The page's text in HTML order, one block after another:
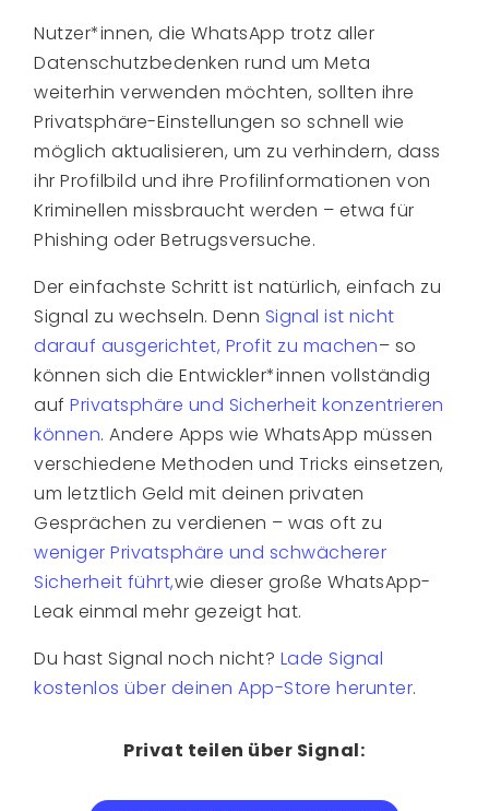
Nutzer*innen, die WhatsApp trotz aller
Datenschutzbedenken rund um Meta
weiterhin verwenden möchten, sollten ihre
Privatsphäre-Einstellungen so schnell wie
möglich aktualisieren, um zu verhindern, dass
ihr Profilbild und ihre Profilinformationen von
Kriminellen missbraucht werden – etwa für
Phishing oder Betrugsversuche.
Der einfachste Schritt ist natürlich, einfach zu
Signal zu wechseln. Denn Signal ist nicht
darauf ausgerichtet, Profit zu machen– so
können sich die Entwickler*innen vollständig
aufPrivatsphäre und Sicherheit konzentrieren
können. Andere Apps wie WhatsApp müssen
verschiedene Methoden und Tricks einsetzen,
um letztlich Geld mit deinen privaten
Gesprächen zu verdienen – was oft zu
weniger Privatsphäre und schwächerer
Sicherheit führt,wie dieser große WhatsApp-
Leak einmal mehr gezeigt hat.
Du hast Signal noch nicht? Lade Signal
kostenlos über deinen App-Store herunter.
Privat teilen über Signal: